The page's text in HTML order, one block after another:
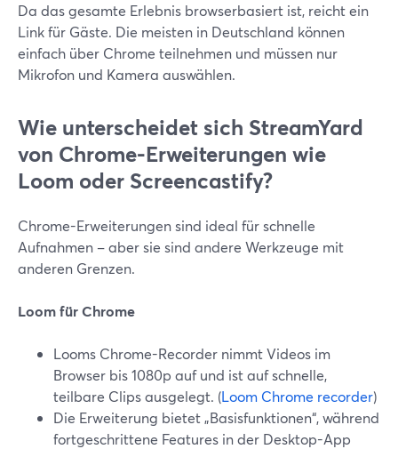
Da das gesamte Erlebnis browserbasiert ist, reicht ein
Link für Gäste. Die meisten in Deutschland können
einfach über Chrome teilnehmen und müssen nur
Mikrofon und Kamera auswählen.
Wie unterscheidet sich StreamYard
von Chrome-Erweiterungen wie
Loom oder Screencastify?
Chrome-Erweiterungen sind ideal für schnelle
Aufnahmen – aber sie sind andere Werkzeuge mit
anderen Grenzen.
Loom für Chrome
Looms Chrome-Recorder nimmt Videos im
Browser bis 1080p auf und ist auf schnelle,
teilbare Clips ausgelegt. (Loom Chrome recorder)
Die Erweiterung bietet „Basisfunktionen“, während
fortgeschrittene Features in der Desktop-App